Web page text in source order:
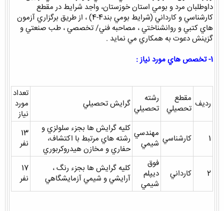
داوطلبان مرد و بومي استان خوزستان، واجد شرايط در مقطع
كارشناسي و كارداني (شرايط بومي بند4-4) ، از طريق برگزاري آزمون
هاي كتبي و روانشناختي ، مصاحبه فني/ تخصصي ، طب صنعتي و
گزينش دعوت به همكاري مي نمايد .
1- تخصص هاي مورد نياز :
رديف مقطع
تحصيلي
رشته
تحصيلي گرايش تحصيلي
تعداد
مورد
نياز
1
كارشناسي مهندسي
شيمي
كليه گرايش ها بجزء سلولزي و
رشته هاي مرتبط با اكتشاف،
حفاري و مخازن هيدروكربوري
13
نفر
2 كارداني
فوق
ديپلم
شيمي
كليه گرايش ها بجزء رنگ ،
آرايشي و شيمي آزمايشگاهي
17
نفر